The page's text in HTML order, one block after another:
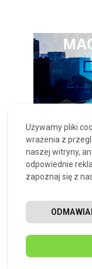
Używamy pliki
wrażenia z
naszej witryny,
odpowiednie
zapoznaj się z